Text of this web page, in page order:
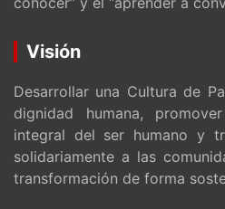
Visión
Desarrollar una Cultura de
dignidad humana,
integral del ser humano y
solidariamente a las
transformación de forma